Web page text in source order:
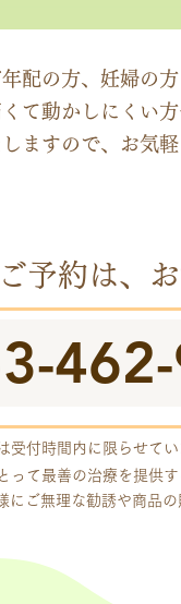
脳のコミュニケ
配の方、妊婦の
て動かしにくい
ますので、お気軽
予約は、
受付時間内に限らせてい
って最善の治療を提供す
にご無理な勧誘や商品